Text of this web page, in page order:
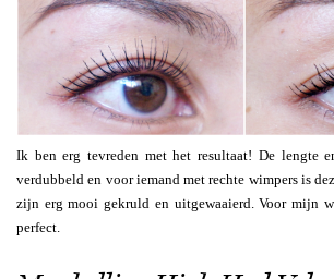
Ik ben erg tevreden met het resultaat! De lengte
verdubbeld en voor iemand met rechte wimpers is
zijn erg mooi gekruld en uitgewaaierd. Voor mijn
perfect.